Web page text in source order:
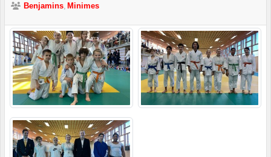
Benjamins Minimes